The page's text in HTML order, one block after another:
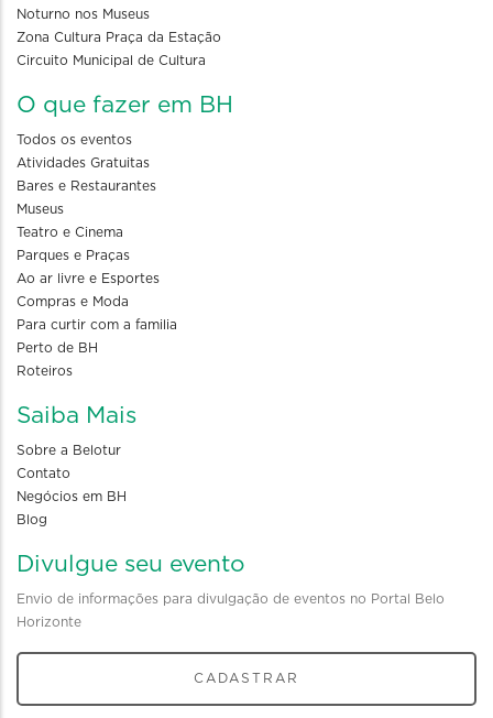
Noturno nos Museus
Zona Cultura Praça da Estação
Circuito Municipal de Cultura
O que fazer em BH
Todos os eventos
Atividades Gratuitas
Bares e Restaurantes
Museus
Teatro e Cinema
Parques e Praças
Ao ar livre e Esportes
Compras e Moda
Para curtir com a familia
Perto de BH
Roteiros
Saiba Mais
Sobre a Belotur
Contato
Negócios em BH
Blog
Divulgue seu evento
Envio de informações para divulgação de eventos no Portal Belo
Horizonte
CADASTRAR